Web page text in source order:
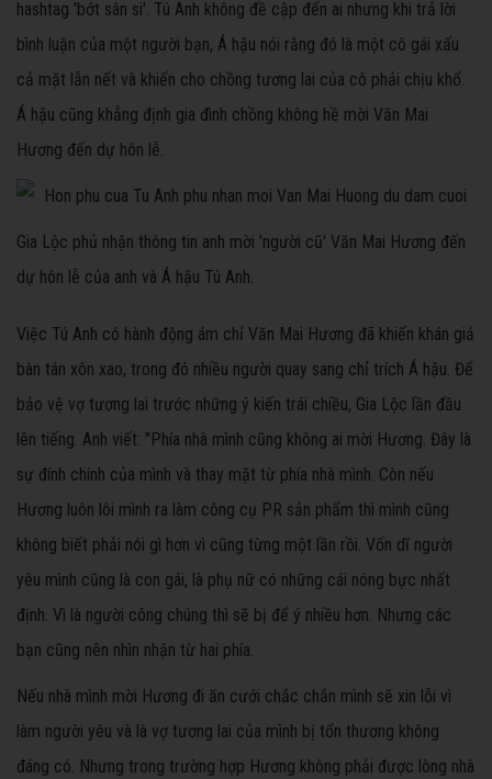
hashtag 'bớt sân si'. Tú Anh không đề cập đến ai nhưng khi trả lời
bình luận của một người bạn, Á hậu nói rằng đó là một cô gái xấu
cả mặt lẫn nết và khiến cho chồng tương lai của cô phải chịu khổ.
Á hậu cũng khẳng định gia đình chồng không hề mời Văn Mai
Hương đến dự hôn lễ.
Gia Lộc phủ nhận thông tin anh mời 'người cũ' Văn Mai Hương đến
dự hôn lễ của anh và Á hậu Tú Anh.
Việc Tú Anh có hành động ám chỉ Văn Mai Hương đã khiến khán giả
bàn tán xôn xao, trong đó nhiều người quay sang chỉ trích Á hậu. Để
bảo vệ vợ tương lai trước những ý kiến trái chiều, Gia Lộc lần đầu
lên tiếng. Anh viết: "Phía nhà mình cũng không ai mời Hương. Đây là
sự đính chính của mình và thay mặt từ phía nhà mình. Còn nếu
Hương luôn lôi mình ra làm công cụ PR sản phẩm thì mình cũng
không biết phải nói gì hơn vì cũng từng một lần rồi. Vốn dĩ người
yêu mình cũng là con gái, là phụ nữ có những cái nóng bực nhất
định. Vì là người công chúng thì sẽ bị để ý nhiều hơn. Nhưng các
bạn cũng nên nhìn nhận từ hai phía.
Nếu nhà mình mời Hương đi ăn cưới chắc chắn mình sẽ xin lỗi vì
làm người yêu và là vợ tương lai của mình bị tổn thương không
đáng có. Nhưng trong trường hợp Hương không phải được lòng nhà